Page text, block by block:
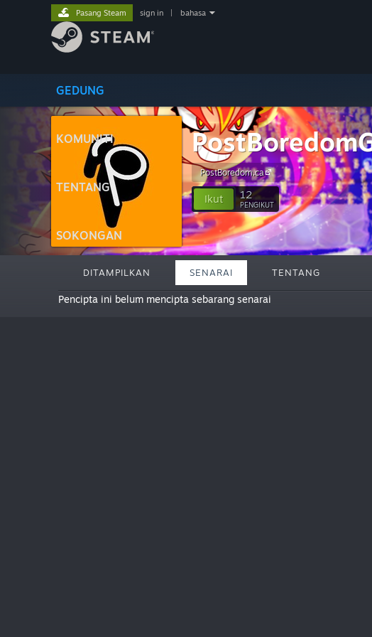
GEDUNG
KOMUNITI
TENTANG
SOKONGAN
Pasang Steam sign in bahasa
PostBoredom.ca
Ikut 12
PENGIKUT
DITAMPILKAN SENARAI TENTANG
Pencipta ini belum mencipta sebarang senarai